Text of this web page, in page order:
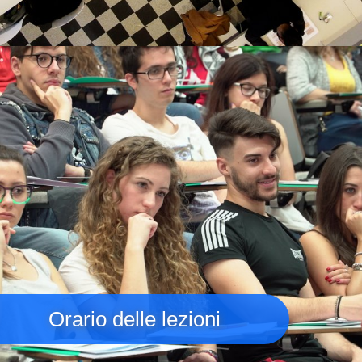
Immagine
Orario delle lezioni